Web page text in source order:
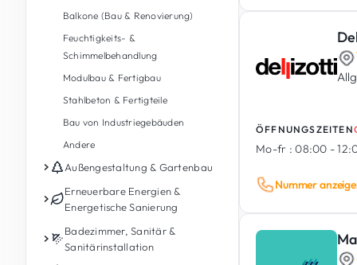
Balkone (Bau & Renovierung)
Feuchtigkeits- &
Schimmelbehandlung
Modulbau & Fertigbau
Stahlbeton & Fertigteile
Bau von Industriegebäuden
Andere
Außengestaltung & Gartenbau
Gartenpflege
Gartengestaltung &
Landschaftsbau
Außengestaltung
Erneuerbare Energien &
Energetische Sanierung
Photovoltaik
Energiespeicherbatterie
Badezimmer, Sanitär &
Sanitärinstallation
ÖFFNUNGSZEITEN
Mo-fr : 08:00 -
Nummer